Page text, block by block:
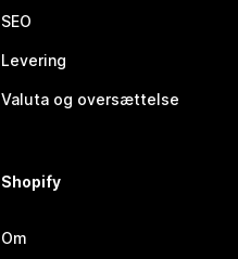
SEO
Levering
Valuta og oversættelse
Shopify
Om